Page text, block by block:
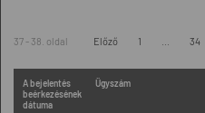
37 - 38. oldal Előző 1 34
A bejelentés
beérkezésének
dátuma
Ügyszám